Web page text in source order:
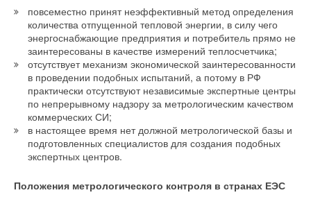
повсеместно принят неэффективный метод определения
количества отпущенной тепловой энергии, в силу чего
энергоснабжающие предприятия и потребитель прямо не
заинтересованы в качестве измерений теплосчетчика;
отсутствует механизм экономической заинтересованности
в проведении подобных испытаний, а потому в РФ
практически отсутствуют независимые экспертные центры
по непрерывному надзору за метрологическим качеством
коммерческих СИ;
в настоящее время нет должной метрологической базы и
подготовленных специалистов для создания подобных
экспертных центров.
Положения метрологического контроля в странах ЕЭС